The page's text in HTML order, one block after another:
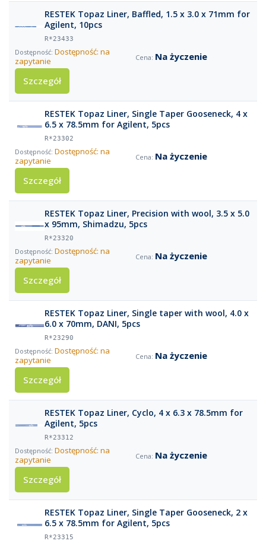
RESTEK Topaz Liner, Baffled, 1.5 x 3.0 x 71mm for
Agilent, 10pcs
R*23433
Dostępność: na
zapytanie
Na życzenie
Szczegół
RESTEK Topaz Liner, Single Taper Gooseneck, 4 x
6.5 x 78.5mm for Agilent, 5pcs
R*23302
Dostępność: na
zapytanie
Na życzenie
Szczegół
RESTEK Topaz Liner, Precision with wool, 3.5 x 5.0
x 95mm, Shimadzu, 5pcs
R*23320
Dostępność: na
zapytanie
Na życzenie
Szczegół
RESTEK Topaz Liner, Single taper with wool, 4.0 x
6.0 x 70mm, DANI, 5pcs
R*23290
Dostępność: na
zapytanie
Na życzenie
Szczegół
RESTEK Topaz Liner, Cyclo, 4 x 6.3 x 78.5mm for
Agilent, 5pcs
R*23312
Dostępność: na
zapytanie
Na życzenie
Szczegół
RESTEK Topaz Liner, Single Taper Gooseneck, 2 x
6.5 x 78.5mm for Agilent, 5pcs
R*23315